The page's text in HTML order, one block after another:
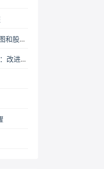
都是..-
作功能